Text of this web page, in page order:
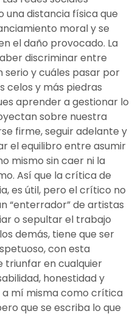
distancia física que
moral y se
el daño provocado. La
discriminar entre
serio y cuáles pasar por
celos y más piedras
aprender a gestionar lo
sobre nuestra
firme, seguir adelante y
el equilibro entre asumir
mismo sin caer ni la
Así que la crítica de
es útil, pero el crítico no
“enterrador” de artistas
o sepultar el trabajo
demás, tiene que ser
con esta
triunfar en cualquier
honestidad y
a mí misma como crítica
que se escriba lo que